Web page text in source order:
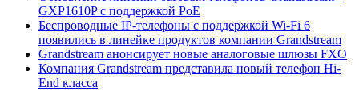
GXP1610P с поддержкой PoE
Беспроводные IP-телефоны с поддержкой Wi-Fi 6
появились в линейке продуктов компании Grandstream
Grandstream анонсирует новые аналоговые шлюзы FXO
Компания Grandstream представила новый телефон Hi-
End класса